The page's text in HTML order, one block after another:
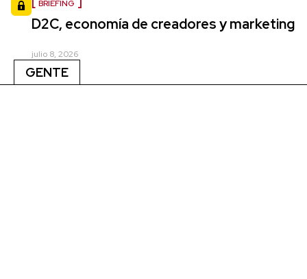
BRIEFING
D2C, economía de creadores y marketing
julio 8, 2026
GENTE